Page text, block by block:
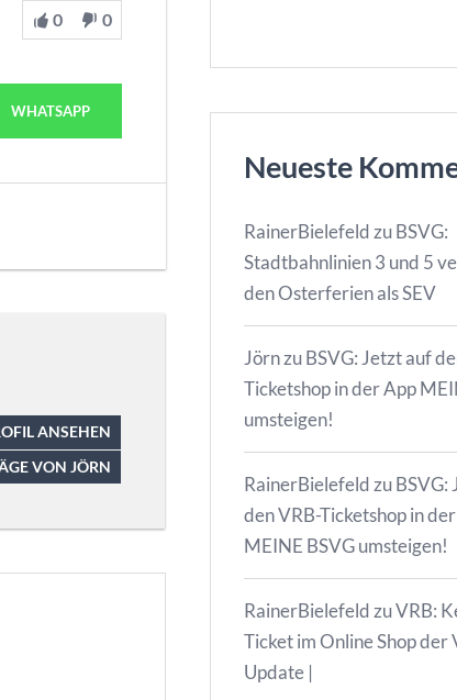
0 0
WHATSAPP
ANSEHEN
VON JÖRN
Neueste
RainerBielefeld zuBSVG:
Stadtbahnlinien 3 und 5
den Osterferien als SEV
JörnzuBSVG: Jetzt auf
Ticketshop in der App
umsteigen!
RainerBielefeld zuBSVG:
den VRB-Ticketshop in
MEINE BSVG umsteigen!
RainerBielefeld zuVRB:
Ticket im Online Shop der
Update |